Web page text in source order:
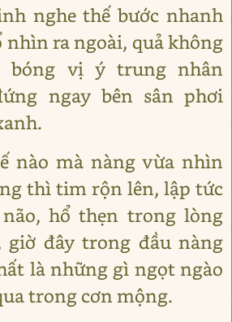
nghe thế bước nhanh
nhìn ra ngoài, quả không
bóng vị ý trung nhân
ngay bên sân phơi
nào mà nàng vừa nhìn
thì tim rộn lên, lập tức
hổ thẹn trong lòng
giờ đây trong đầu nàng
là những gì ngọt ngào
trong cơn mộng.